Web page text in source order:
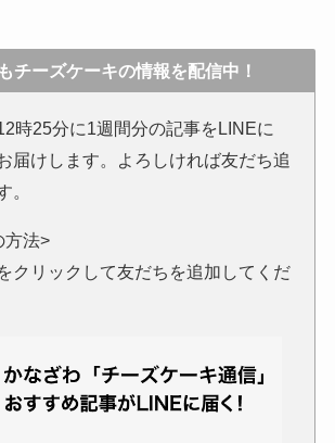
チーズケーキの情報を配信中！
時25分に1週間分の記事をLINEに
届けします。よろしければ友だち追
。
方法>
クリックして友だちを追加してくだ